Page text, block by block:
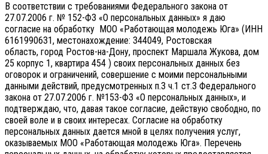
В соответствии с требованиями Федерального закона от
27.07.2006 г. № 152-ФЗ «О персональных данных» я даю
согласие на обработку МОО «Работающая молодежь Юга» (ИНН
6161990631, местонахождение: 344049, Ростовская
область, город Ростов-на-Дону, проспект Маршала Жукова, дом
25 корпус 1, квартира 454 ) своих персональных данных без
оговорок и ограничений, совершение с моими персональными
данными действий, предусмотренных п.3 ч.1 ст.3 Федерального
закона от 27.07.2006 г. №153-ФЗ «О персональных данных», и
подтверждаю, что, давая такое согласие, действую свободно, по
своей воле и в своих интересах. Согласие на обработку
персональных данных дается мной в целях получения услуг,
оказываемых МОО «Работающая молодежь Юга». Перечень